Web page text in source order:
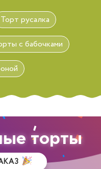
Торт русалка
с бабочками
торты